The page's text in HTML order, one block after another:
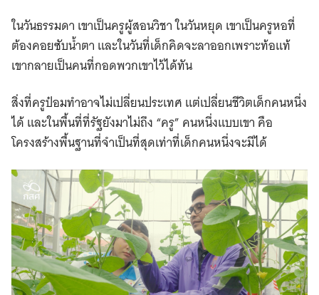
ในวันธรรมดา เขาเป็นครูผู้สอนวิชา ในวันหยุด เขาเป็นครูหอที่
ต้องคอยซับน้ำตา และในวันที่เด็กคิดจะลาออกเพราะท้อแท้
เขากลายเป็นคนที่กอดพวกเขาไว้ได้ทัน
สิ่งที่ครูป๋อมทำอาจไม่เปลี่ยนประเทศ แต่เปลี่ยนชีวิตเด็กคนหนึ่ง
ได้ และในพื้นที่ที่รัฐยังมาไม่ถึง “ครู” คนหนึ่งแบบเขา คือ
โครงสร้างพื้นฐานที่จำเป็นที่สุดเท่าที่เด็กคนหนึ่งจะมีได้